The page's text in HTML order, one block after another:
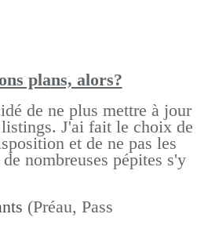
plans, alors?
de ne plus mettre à jour
J'ai fait le choix de
et de ne pas les
nombreuses pépites s'y
(Préau, Pass